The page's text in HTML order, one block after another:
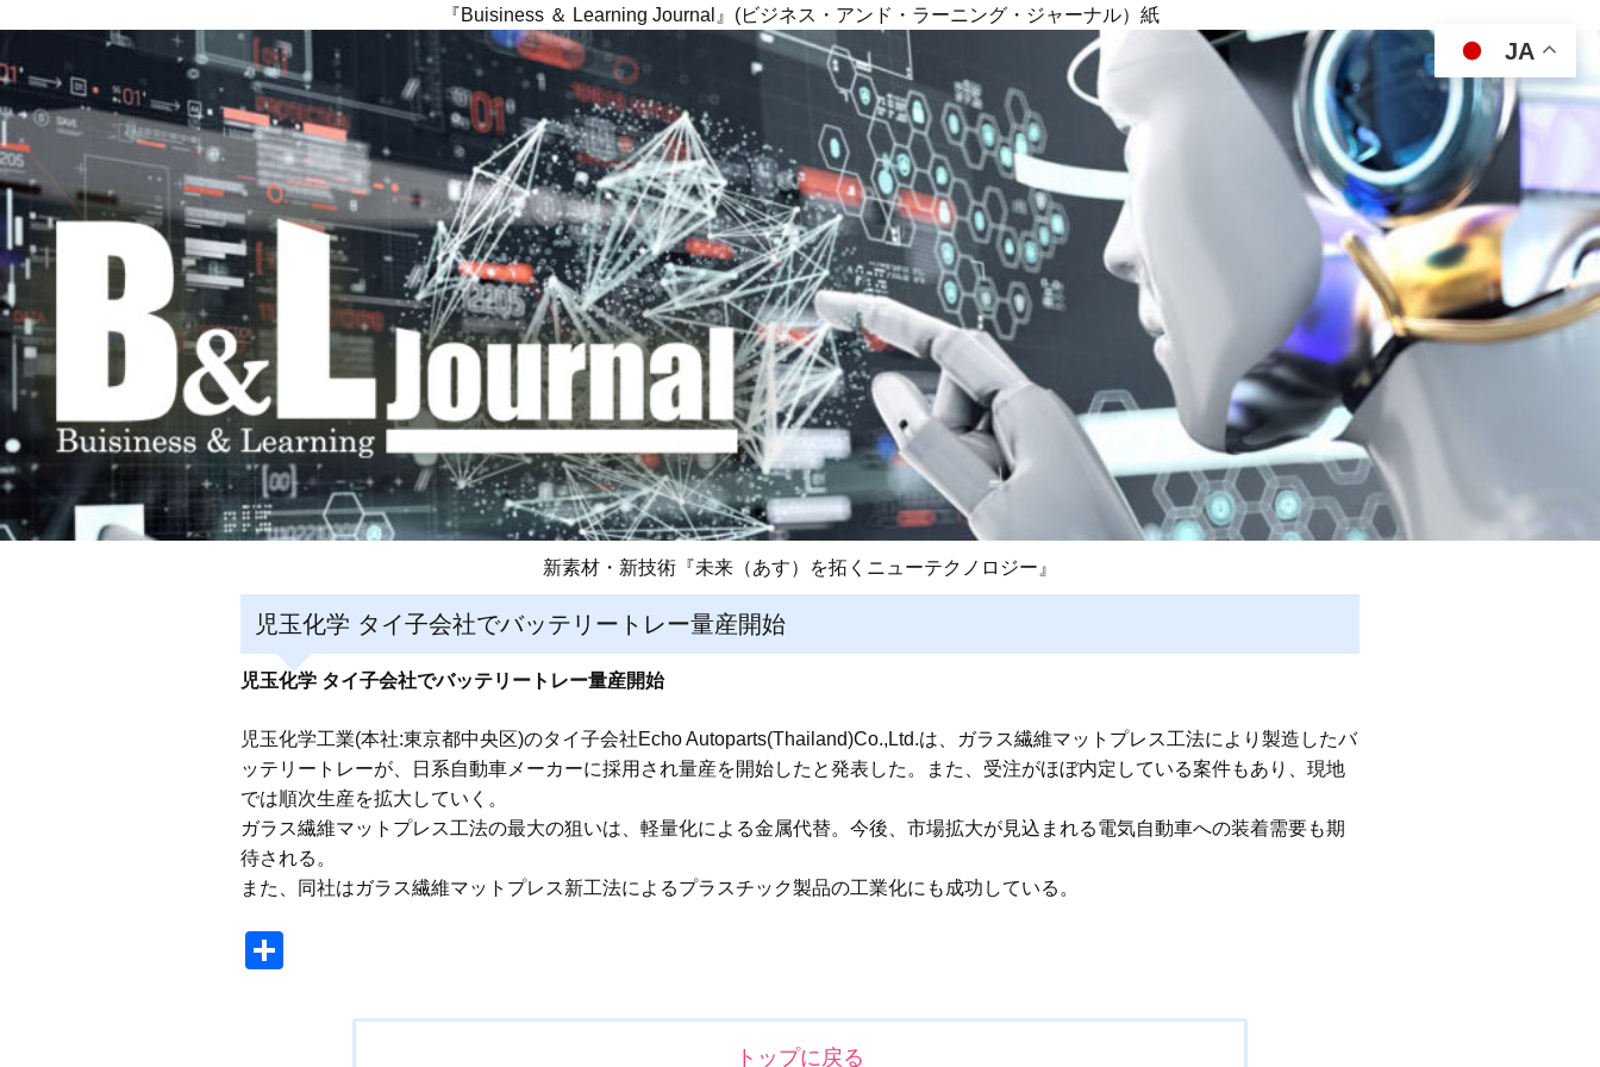
『Buisiness ＆ Learning Journal』(ビジネス・アンド・ラーニング・ジャーナル）紙
新素材・新技術『未来（あす）を拓くニューテクノロジー』
児玉化学 タイ子会社でバッテリートレー量産開始
児玉化学 タイ子会社でバッテリートレー量産開始
児玉化学工業(本社:東京都中央区)のタイ子会社Echo Autoparts(Thailand)Co.,Ltd.は、ガラス繊維マットプレス工法により製造したバ
ッテリートレーが、日系自動車メーカーに採用され量産を開始したと発表した。また、受注がほぼ内定している案件もあり、現地
では順次生産を拡大していく。
ガラス繊維マットプレス工法の最大の狙いは、軽量化による金属代替。今後、市場拡大が見込まれる電気自動車への装着需要も期
待される。
また、同社はガラス繊維マットプレス新工法によるプラスチック製品の工業化にも成功している。
トップに戻る
JA